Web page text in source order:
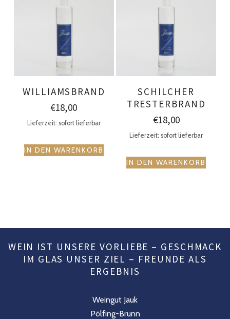
WILLIAMSBRAND
€18,00
Lieferzeit: sofort lieferbar
IN DEN WARENKORB
SCHILCHER
TRESTERBRAND
€18,00
Lieferzeit: sofort lieferbar
IN DEN WARENKORB
WEIN IST UNSERE VORLIEBE – GESCHMACK
IM GLAS UNSER ZIEL – FREUNDE ALS
ERGEBNIS
Weingut Jauk
Pölfing-Brunn